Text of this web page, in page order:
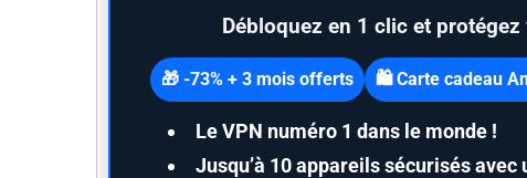
Débloquez en 1 clic et
🎁 -73% + 3 mois offerts 🛍️ Carte cadeau
Le VPN numéro 1 dans le monde !
Jusqu’à 10 appareilssécurisés avec